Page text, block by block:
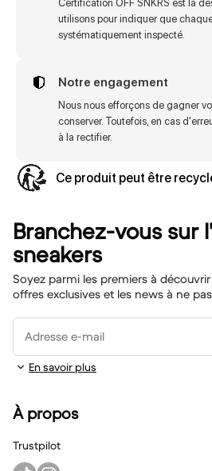
Certification OFF SNKRS est la
utilisons pour indiquer que
systématiquement inspecté.
Notre engagement
Nous nous efforçons de gagner
conserver. Toutefois, en cas
à la rectifier.
Ce produit peut être
Branchez-vous sur
sneakers
Soyez parmi les premiers à
offres exclusives et les news à ne
Adresse e-mail
En savoir plus
À propos
Trustpilot